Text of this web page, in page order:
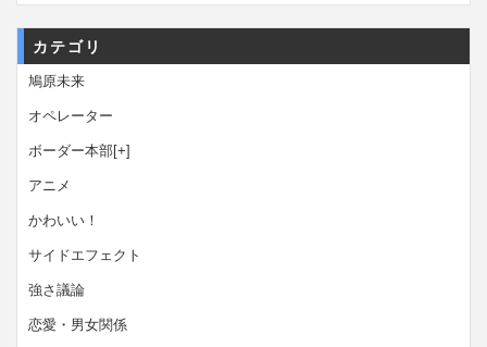
カテゴリ
鳩原未来
オペレーター
ボーダー本部[+]
アニメ
かわいい！
サイドエフェクト
強さ議論
恋愛・男女関係